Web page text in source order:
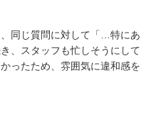
同じ質問に対して「…特にあ
、スタッフも忙しそうにして
ったため、雰囲気に違和感を